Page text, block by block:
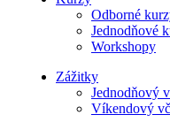
Odborné
Jednodňové
Workshopy
Zážitky
Jednodňový
Víkendový